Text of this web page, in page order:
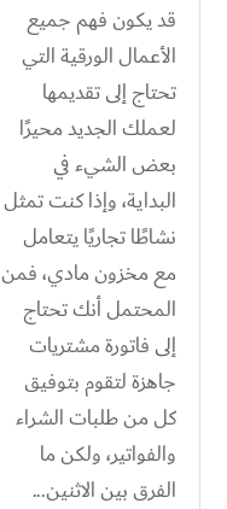
قد يكون فهم جميع
الأعمال الورقية التي
تحتاج إلى تقديمها
لعملك الجديد محيرًا
بعض الشيء في
البداية، وإذا كنت تمثل
نشاطًا تجاريًا يتعامل
مع مخزون مادي، فمن
المحتمل أنك تحتاج
إلى فاتورة مشتريات
جاهزة لتقوم بتوفيق
كل من طلبات الشراء
والفواتير، ولكن ما
الفرق بين الاثنين...